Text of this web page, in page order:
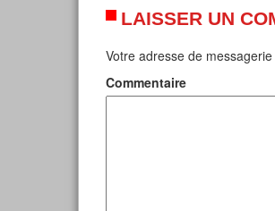
LAISSER UN
Votre adresse de
Commentaire